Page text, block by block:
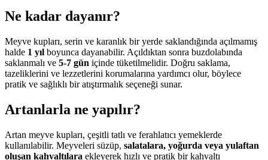
Ne kadar dayanır?
Meyve kupları, serin ve karanlık bir yerde saklandığında açılmamış
halde 1 yıl boyunca dayanabilir. Açıldıktan sonra buzdolabında
saklanmalı ve 5-7 gün içinde tüketilmelidir. Doğru saklama,
tazeliklerini ve lezzetlerini korumalarına yardımcı olur, böylece
pratik ve sağlıklı bir atıştırmalık seçeneği sunar.
Artanlarla ne yapılır?
Artan meyve kupları, çeşitli tatlı ve ferahlatıcı yemeklerde
kullanılabilir. Meyveleri süzüp, salatalara, yoğurda veya yulaftan
oluşan kahvaltılara ekleyerek hızlı ve pratik bir kahvaltı